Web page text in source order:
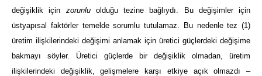
değişiklik için zorunluolduğu tezine bağlıydı. Bu değişimler için
üstyapısal faktörler temelde sorumlu tutulamaz. Bu nedenle tez (1)
üretim ilişkilerindeki değişimi anlamak için üretici güçlerdeki değişime
bakmayı söyler. Üretici güçlerde bir değişiklik olmadan, üretim
ilişkilerindeki değişiklik, gelişmelere karşı etkiye açık olmazdı –